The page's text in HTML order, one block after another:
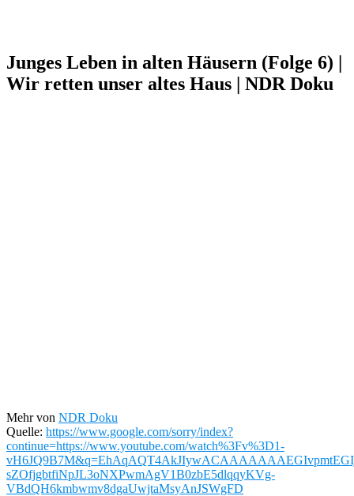
Junges Leben in alten Häusern (Folge 6) |
Wir retten unser altes Haus | NDR Doku
Mehr von NDR Doku
Quelle: https://www.google.com/sorry/index?
continue=https://www.youtube.com/watch%3Fv%3D1-
sZOfjgbtfiNpJL3oNXPwmAgV1B0zbE5dlqqyKVg-
VBdQH6kmbwmv8dgaUwjtaMsyAnJSWgFD